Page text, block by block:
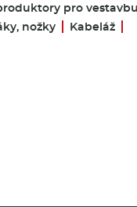
pro
nožky Kabeláž